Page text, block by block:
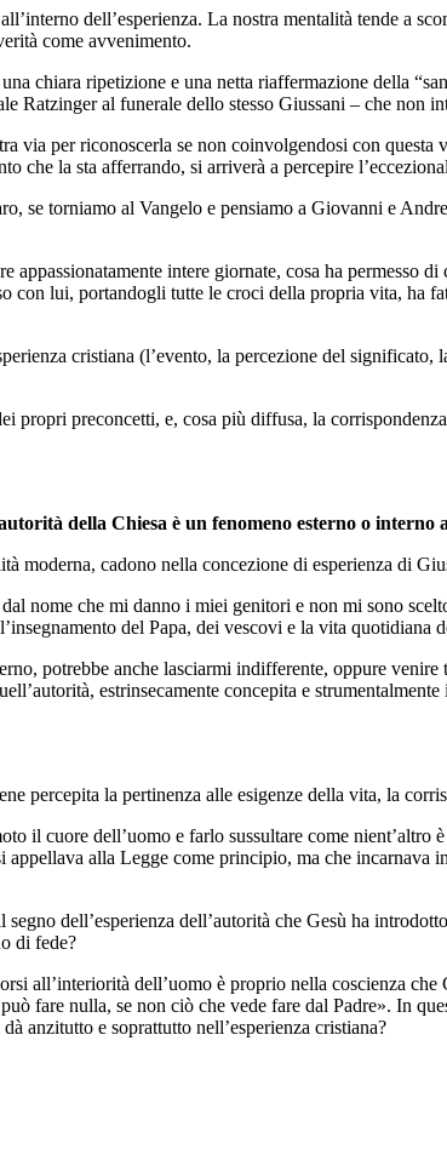
dell’esperienza. La nostra mentalità tende a
come avvenimento.
chiara ripetizione e una netta riaffermazione della
al funerale dello stesso Giussani – che non
via per riconoscerla se non coinvolgendosi con questa
che la sta afferrando, si arriverà a percepire
se torniamo al Vangelo e pensiamo a Giovanni e
intere giornate, cosa ha permesso
lui, portandogli tutte le croci della propria vita, ha
cristiana (l’evento, la percezione del significato,
preconcetti, e, cosa più diffusa, la
della Chiesa è un fenomeno esterno o interno
moderna, cadono nella concezione di esperienza di
nome che mi danno i miei genitori e non mi sono
del Papa, dei vescovi e la vita quotidiana
potrebbe anche lasciarmi indifferente, oppure
estrinsecamente concepita e
percepita la pertinenza alle esigenze della vita, la
il cuore dell’uomo e farlo sussultare come nient’altro
alla Legge come principio, ma che incarnava
dell’esperienza dell’autorità che Gesù ha
di fede?
all’interiorità dell’uomo è proprio nella coscienza
fare nulla, se non ciò che vede fare dal Padre». In
anzitutto e soprattutto nell’esperienza cristiana?